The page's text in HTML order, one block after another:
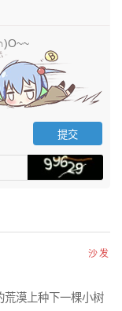
沙发
荒漠上种下一棵小树